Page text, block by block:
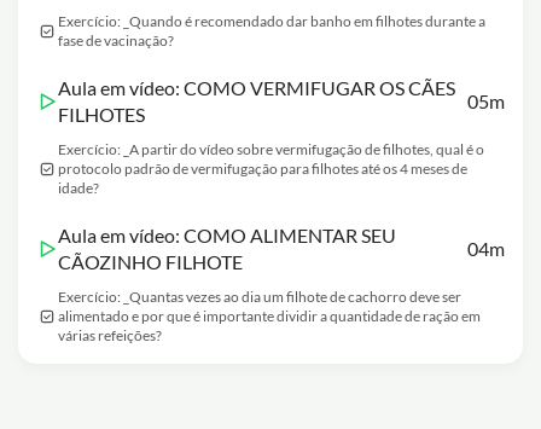
Exercício: _Quando é recomendado dar banho em filhotes durante a
fase de vacinação?
Aula em vídeo: COMO VERMIFUGAR OS CÃES
FILHOTES
05m
Exercício: _A partir do vídeo sobre vermifugação de filhotes, qual é o
protocolo padrão de vermifugação para filhotes até os 4 meses de
idade?
Aula em vídeo: COMO ALIMENTAR SEU
CÃOZINHO FILHOTE
04m
Exercício: _Quantas vezes ao dia um filhote de cachorro deve ser
alimentado e por que é importante dividir a quantidade de ração em
várias refeições?